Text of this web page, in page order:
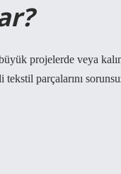
projelerde veya
parçalarını